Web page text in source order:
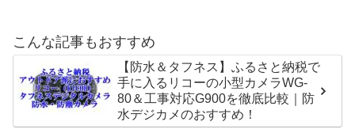
こんな記事もおすすめ
【防水＆タフネス】ふるさと納税で
手に入るリコーの小型カメラWG-
80＆工事対応G900を徹底比較｜防
水デジカメのおすすめ！